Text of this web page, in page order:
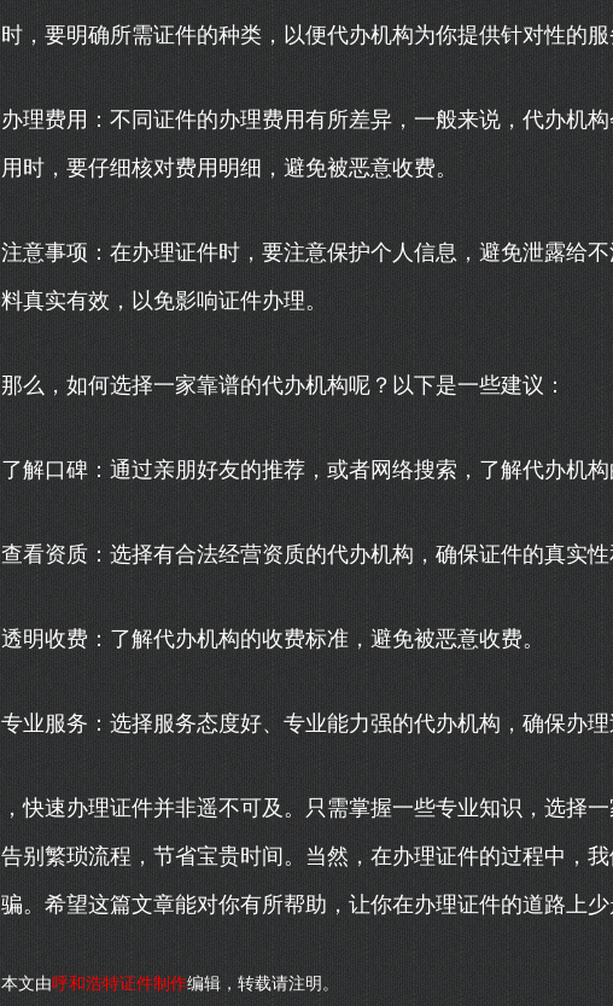
时，要明确所需证件的种类，以便代办机构为你提供针对性的服
办理费用：不同证件的办理费用有所差异，一般来说，代办机
用时，要仔细核对费用明细，避免被恶意收费。
注意事项：在办理证件时，要注意保护个人信息，避免泄露给
料真实有效，以免影响证件办理。
那么，如何选择一家靠谱的代办机构呢？以下是一些建议：
了解口碑：通过亲朋好友的推荐，或者网络搜索，了解代办机构
查看资质：选择有合法经营资质的代办机构，确保证件的真实性
透明收费：了解代办机构的收费标准，避免被恶意收费。
专业服务：选择服务态度好、专业能力强的代办机构，确保办理
，快速办理证件并非遥不可及。只需掌握一些专业知识，选择
告别繁琐流程，节省宝贵时间。当然，在办理证件的过程中，
骗。希望这篇文章能对你有所帮助，让你在办理证件的道路上少
本文由呼和浩特证件制作编辑，转载请注明。